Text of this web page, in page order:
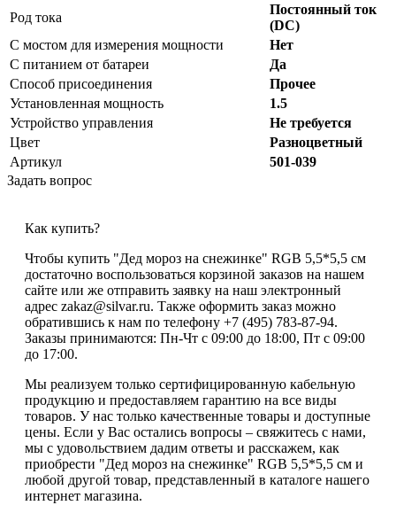
Род тока
Постоянный ток
(DC)
С мостом для измерения мощности
Нет
С питанием от батареи
Да
Способ присоединения
Прочее
Установленная мощность
1.5
Устройство управления
Не требуется
Цвет
Разноцветный
Артикул
501-039
Задать вопрос
Как купить?
Чтобы купить "Дед мороз на снежинке" RGB 5,5*5,5 см
достаточно воспользоваться корзиной заказов на нашем
сайте или же отправить заявку на наш электронный
адрес zakaz@silvar.ru. Также оформить заказ можно
обратившись к нам по телефону +7 (495) 783-87-94.
Заказы принимаются: Пн-Чт с 09:00 до 18:00, Пт с 09:00
до 17:00.
Мы реализуем только сертифицированную кабельную
продукцию и предоставляем гарантию на все виды
товаров. У нас только качественные товары и доступные
цены. Если у Вас остались вопросы – свяжитесь с нами,
мы с удовольствием дадим ответы и расскажем, как
приобрести "Дед мороз на снежинке" RGB 5,5*5,5 см и
любой другой товар, представленный в каталоге нашего
интернет магазина.